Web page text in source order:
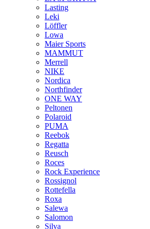
Lasting
Leki
Löffler
Lowa
Maier Sports
MAMMUT
Merrell
NIKE
Nordica
Northfinder
ONE WAY
Peltonen
Polaroid
PUMA
Reebok
Regatta
Reusch
Roces
Rock Experience
Rossignol
Rottefella
Roxa
Salewa
Salomon
Silva